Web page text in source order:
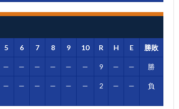
5 6 7 8 9 10 R H E 勝敗
— — — — — — 9 — — 勝
— — — — — — 2 — — 負